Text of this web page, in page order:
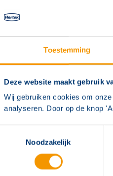
Toestemming
Deze website maakt gebruik
Wij gebruiken cookies om
analyseren. Door op de knop
Noodzakelijk
is
Hertek